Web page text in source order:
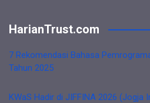
HarianTrust.com
7 Rekomendasi Bahasa
Tahun 2025
KWaS Hadir di JIFFINA 2026 (Jogja